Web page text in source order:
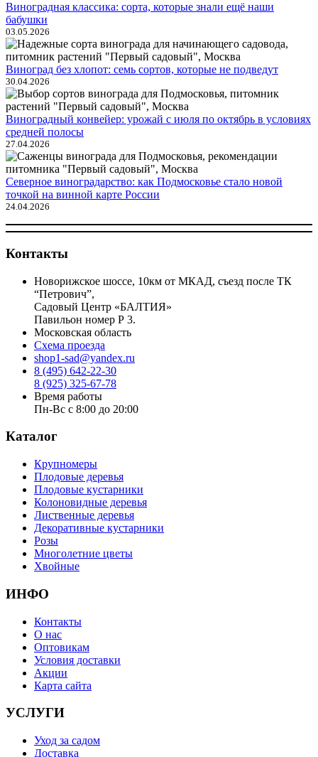
Виноградная классика: сорта, которые знали ещё наши
бабушки
03.05.2026
Виноград без хлопот: семь сортов, которые не подведут
30.04.2026
Виноградный конвейер: урожай с июля по октябрь в условиях
средней полосы
27.04.2026
Северное виноградарство: как Подмосковье стало новой
точкой на винной карте России
24.04.2026
Контакты
Новорижское шоссе, 10км от МКАД, съезд после ТК
“Петрович”,
Садовый Центр «БАЛТИЯ»
Павильон номер Р 3.
Московская область
Схема проезда
shop1-sad@yandex.ru
8 (495) 642-22-30
8 (925) 325-67-78
Время работы
Пн-Вс с 8:00 до 20:00
Каталог
Крупномеры
Плодовые деревья
Плодовые кустарники
Колоновидные деревья
Лиственные деревья
Декоративные кустарники
Розы
Многолетние цветы
Хвойные
ИНФО
Контакты
О нас
Оптовикам
Условия доставки
Акции
Карта сайта
УСЛУГИ
Уход за садом
Доставка